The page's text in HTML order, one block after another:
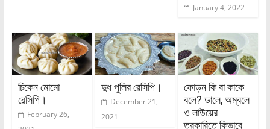
January 4, 2022
চিকেন মোমো
রেসিপি।
February 26,
দুধ পুলির রেসিপি।
December 21,
2021
ফোড়ন কি বা কাকে
বলে? ডালে, অম্বলে
ও লাউয়ের
তরকারিতে কিভাবে